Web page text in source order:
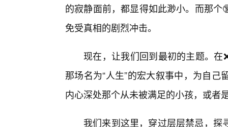
的寂静面前，都显得如此渺小。而那
免受真相的剧烈冲击。
现在，让我们回到最初的主题。在
那场名为“人生”的宏大叙事中，为自
内心深处那个从未被满足的小孩，或者
我们来到这里，穿过层层禁忌，